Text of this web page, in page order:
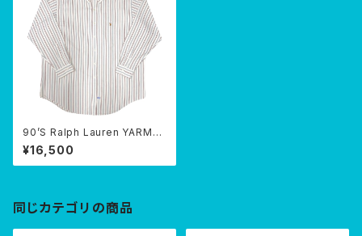
90’S Ralph Lauren YARMO
UTH BD shirt
¥16,500
同じカテゴリの商品